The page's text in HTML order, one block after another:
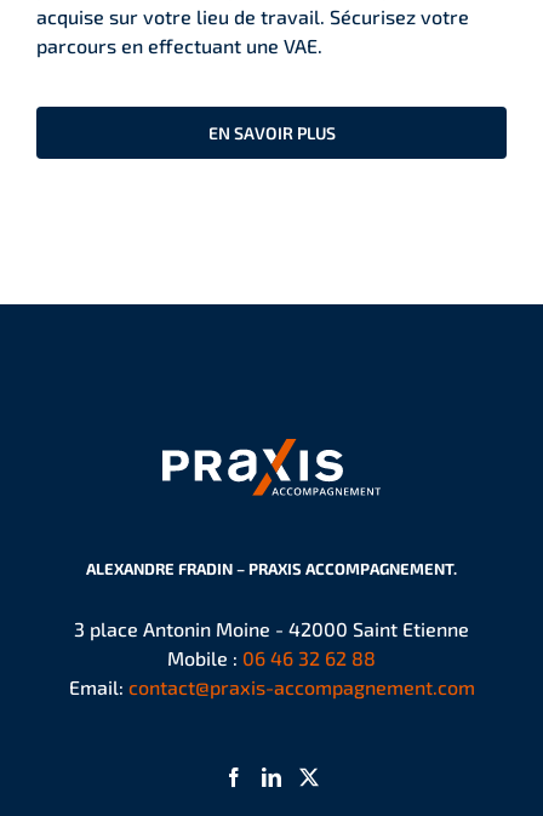
acquise sur votre lieu de travail. Sécurisez votre
parcours en effectuant une VAE.
EN SAVOIR PLUS
ALEXANDRE FRADIN – PRAXIS ACCOMPAGNEMENT.
3 place Antonin Moine - 42000 Saint Etienne
Mobile : 06 46 32 62 88
Email: contact@praxis-accompagnement.com